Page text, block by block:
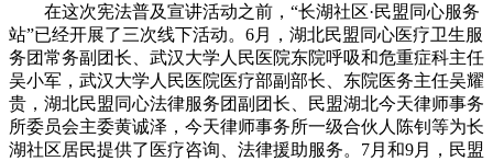
在这次宪法普及宣讲活动之前，“长湖社区·民盟同心服务
站”已经开展了三次线下活动。6月，湖北民盟同心医疗卫生服
务团常务副团长、武汉大学人民医院东院呼吸和危重症科主任
吴小军，武汉大学人民医院医疗部副部长、东院医务主任吴耀
贵，湖北民盟同心法律服务团副团长、民盟湖北今天律师事务
所委员会主委黄诚泽，今天律师事务所一级合伙人陈钊等为长
湖社区居民提供了医疗咨询、法律援助服务。7月和9月，民盟